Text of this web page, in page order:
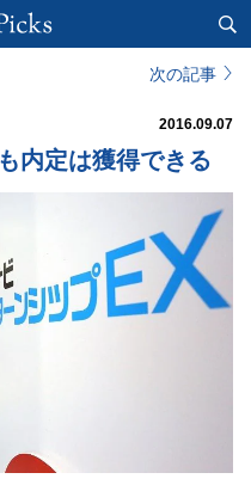
次の記事
2016.09.07
内定は獲得できる